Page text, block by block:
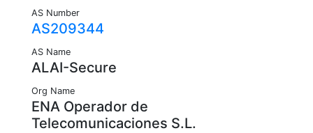
AS Number
AS209344
AS Name
ALAI-Secure
Org Name
ENA Operador de
Telecomunicaciones S.L.